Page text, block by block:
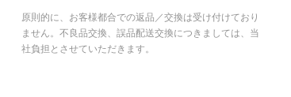
原則的に、お客様都合での返品／交換は受け付けており
ません。不良品交換、誤品配送交換につきましては、当
社負担とさせていただきます。